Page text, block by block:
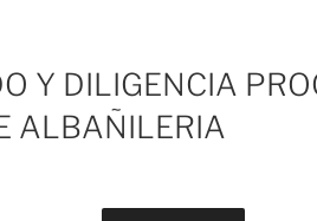
Y DILIGENCIA
ALBAÑILERIA